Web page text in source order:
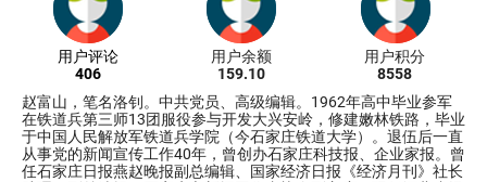
用户评论
406
用户余额
159.10
用户积分
8558
赵富山，笔名洛钊。中共党员、高级编辑。1962年高中毕业参军
在铁道兵第三师13团服役参与开发大兴安岭，修建嫩林铁路，毕业
于中国人民解放军铁道兵学院（今石家庄铁道大学）。退伍后一直
从事党的新闻宣传工作40年，曾创办石家庄科技报、企业家报。曾
任石家庄日报燕赵晚报副总编辑、国家经济日报《经济月刊》社长